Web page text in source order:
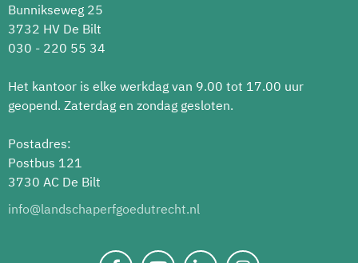
Bunnikseweg 25
3732 HV De Bilt
030 - 220 55 34
Het kantoor is elke werkdag van 9.00 tot 17.00 uur
geopend. Zaterdag en zondag gesloten.
Postadres:
Postbus 121
3730 AC De Bilt
info@landschaperfgoedutrecht.nl